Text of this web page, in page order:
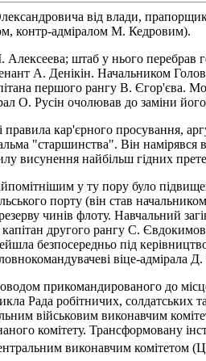
від влади,
контр-адміралом М. Кедровим).
штаб у нього перебрав
А. Денікін. Начальником
першого рангу В. Єгор'єва.
О. Русін очолював до заміни
правила кар'єрного просування,
"старшинства". Він намірявся
висунення найбільш гідних
у ту пору було
порту (він став
чинів флоту. Навчальний
другого рангу С.
безпосередньо під
віце-адмірала
прикомандированого до
Рада робітничих, солдатських
військовим виконавчим
комітету. Трансформовану
Центральним виконавчим